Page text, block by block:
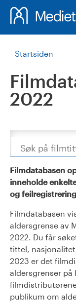
Startsiden
2022
Søk
Filmdatabasen
inneholde
og
Filmdatabasen
aldersgrense av
2022. Du får
tittel,
2023 er det
aldersgrenser på
publikum om